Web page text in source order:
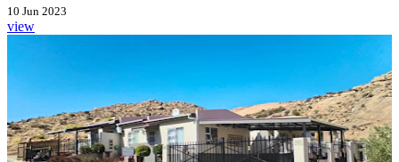
10 Jun 2023
view